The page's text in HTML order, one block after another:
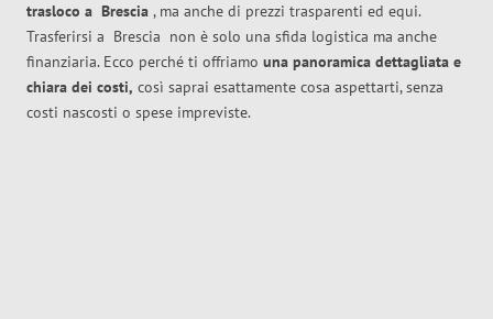
trasloco a Brescia , ma anche di prezzi trasparenti ed equi.
Trasferirsi a Brescia non è solo una sfida logistica ma anche
finanziaria. Ecco perché ti offriamo una panoramica dettagliata e
chiara dei costi, così saprai esattamente cosa aspettarti, senza
costi nascosti o spese impreviste.